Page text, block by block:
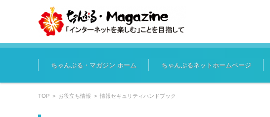
コンテンツに移動
ちゃんぷる・マガジン ホーム ちゃんぷるネットホームページ
TOP > お役立ち情報 > 情報セキュリティハンドブック